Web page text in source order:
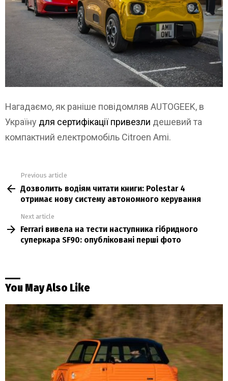
Нагадаємо, як раніше повідомляв AUTOGEEK, в
Україну для сертифікації привезли дешевий та
компактний електромобіль Citroen Ami.
more
Previous article
Дозволить водіям читати книги: Polestar 4
отримає нову систему автономного керування
Next article
Ferrari вивела на тести наступника гібридного
суперкара SF90: опубліковані перші фото
You May Also Like